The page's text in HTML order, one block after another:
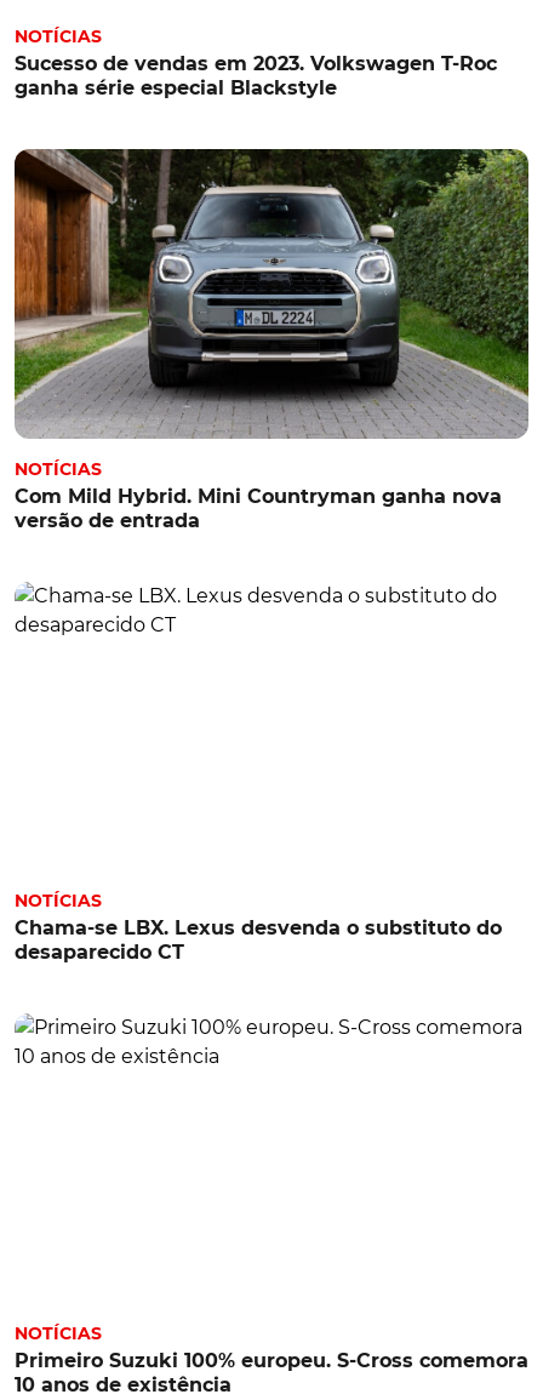
NOTÍCIAS
Sucesso de vendas em 2023. Volkswagen T-Roc
ganha série especial Blackstyle
NOTÍCIAS
Com Mild Hybrid. Mini Countryman ganha nova
versão de entrada
NOTÍCIAS
Chama-se LBX. Lexus desvenda o substituto do
desaparecido CT
NOTÍCIAS
Primeiro Suzuki 100% europeu. S-Cross comemora
10 anos de existência